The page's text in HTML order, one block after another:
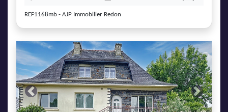
REF1168mb - AJP Immobilier Redon
Previous Next